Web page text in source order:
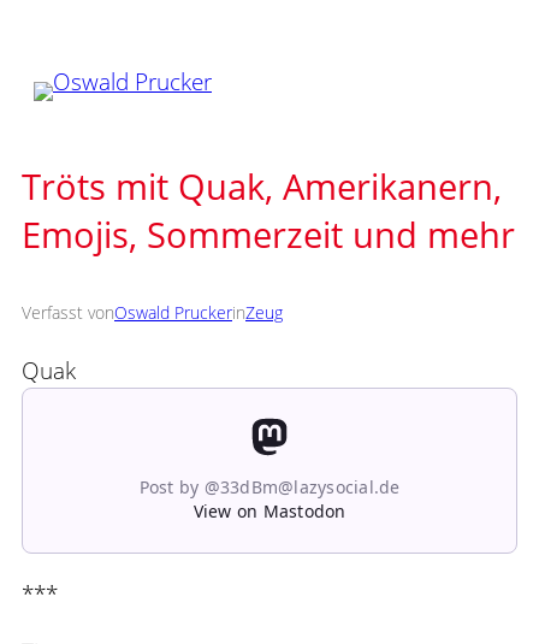
springen
Tröts mit Quak, Amerikanern,
Emojis, Sommerzeit und mehr
Verfasst vonOswald PruckerinZeug
Quak
Post by @33dBm@lazysocial.de
View on Mastodon
***